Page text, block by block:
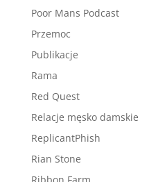
Poor Mans Podcast
Przemoc
Publikacje
Rama
Red Quest
Relacje męsko damskie
ReplicantPhish
Rian Stone